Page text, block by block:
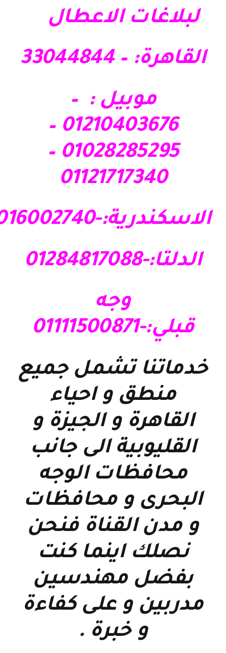
لبلاغات الاعطال
القاهرة: – 33044844
موبيل : –
01210403676 –
01028285295 –
01121717340
الاسكندرية:-01016002740
الدلتا:-01284817088
وجه
قبلي:-01111500871
خدماتنا تشمل جميع
منطق و احياء
القاهرة و الجيزة و
القليوبية الى جانب
محافظات الوجه
البحرى و محافظات
و مدن القناة فنحن
نصلك اينما كنت
بفضل مهندسين
مدربين و على كفاءة
و خبرة .